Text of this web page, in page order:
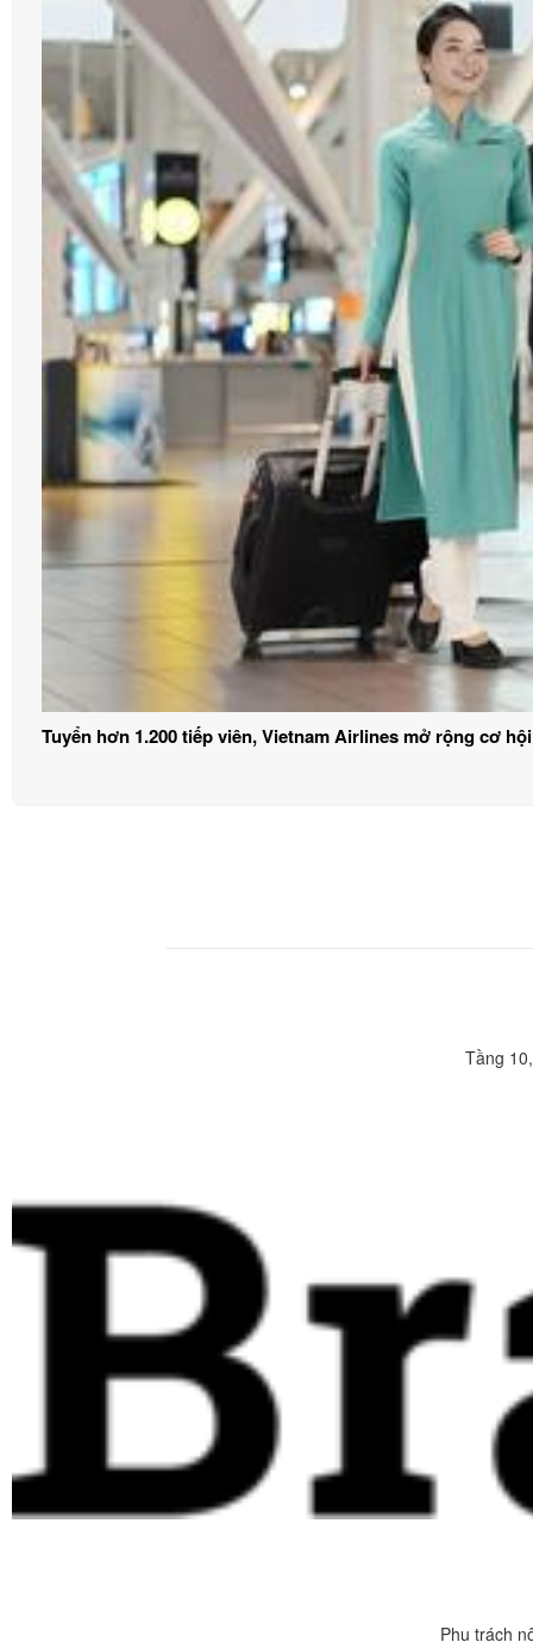
Tầng
Phụ trách